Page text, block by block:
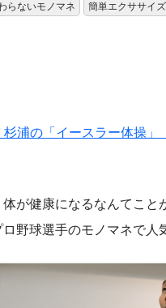
らないモノマネ 簡単エクササイズ
杉浦の「イースラー体操
が健康になるなんてこと
野球選手のモノマネで人